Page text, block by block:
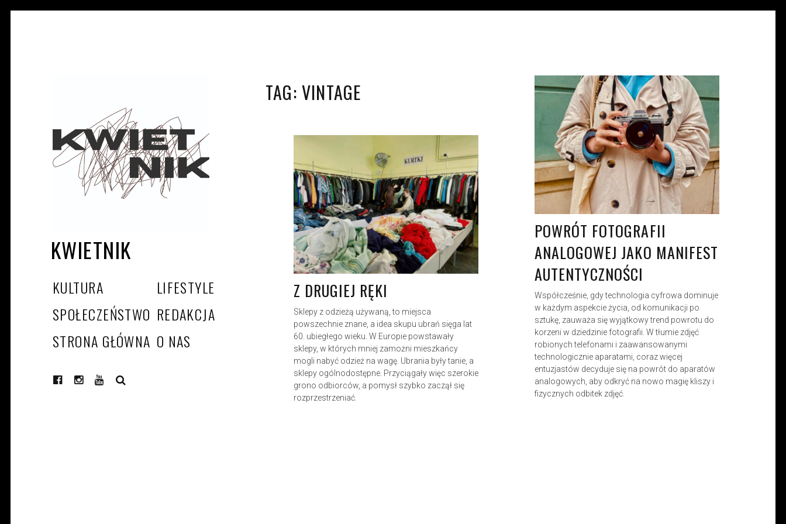
KWIETNIK
KULTURA
LIFESTYLE
SPOŁECZEŃSTWO REDAKCJA
STRONA GŁÓWNA O NAS
TAG: VINTAGE DOROTA MISIAK KW. 16, 2024
POWRÓT FOTOGRAFII
ANALOGOWEJ JAKO MANIFEST
AUTENTYCZNOŚCI
Współcześnie, gdy technologia cyfrowa dominuje
w każdym aspekcie życia, od komunikacji po
sztukę, zauważa się wyjątkowy trend powrotu do
korzeni w dziedzinie fotografii. W tłumie zdjęć
robionych telefonami i zaawansowanymi
technologicznie aparatami, coraz więcej
entuzjastów decyduje się na powrót do aparatów
analogowych, aby odkryć na nowo magię kliszy i
fizycznych odbitek zdjęć.
ALICJA SZCZEPURA
KW. 10, 2024
Z DRUGIEJ RĘKI
Sklepy z odzieżą używaną, to miejsca
powszechnie znane, a idea skupu ubrań sięga lat
60. ubiegłego wieku. W Europie powstawały
sklepy, w których mniej zamożni mieszkańcy
mogli nabyć odzież na wagę. Ubrania były tanie, a
sklepy ogólnodostępne. Przyciągały więc szerokie
grono odbiorców, a pomysł szybko zaczął się
rozprzestrzeniać.